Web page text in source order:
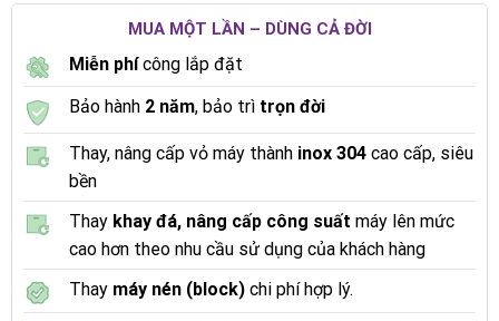
MUA MỘT LẦN – DÙNG CẢ ĐỜI
Miễn phícông lắp đặt
Bảo hành 2 năm, bảo trì trọn đời
Thay, nâng cấp vỏ máy thành inox 304cao cấp, siêu
bền
Thay khay đá, nâng cấp công suất máy lên mức
cao hơn theo nhu cầu sử dụng của khách hàng
Thaymáy nén (block)chi phí hợp lý.